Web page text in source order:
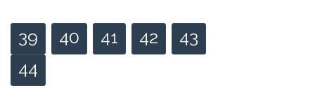
39 40 41 42
43
44